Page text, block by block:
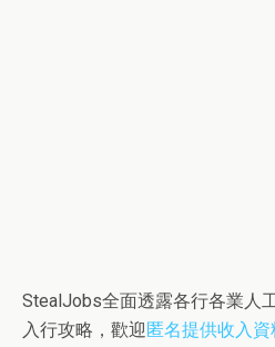
StealJobs全面透露各行各業人
入行攻略，歡迎 匿名提供收入資